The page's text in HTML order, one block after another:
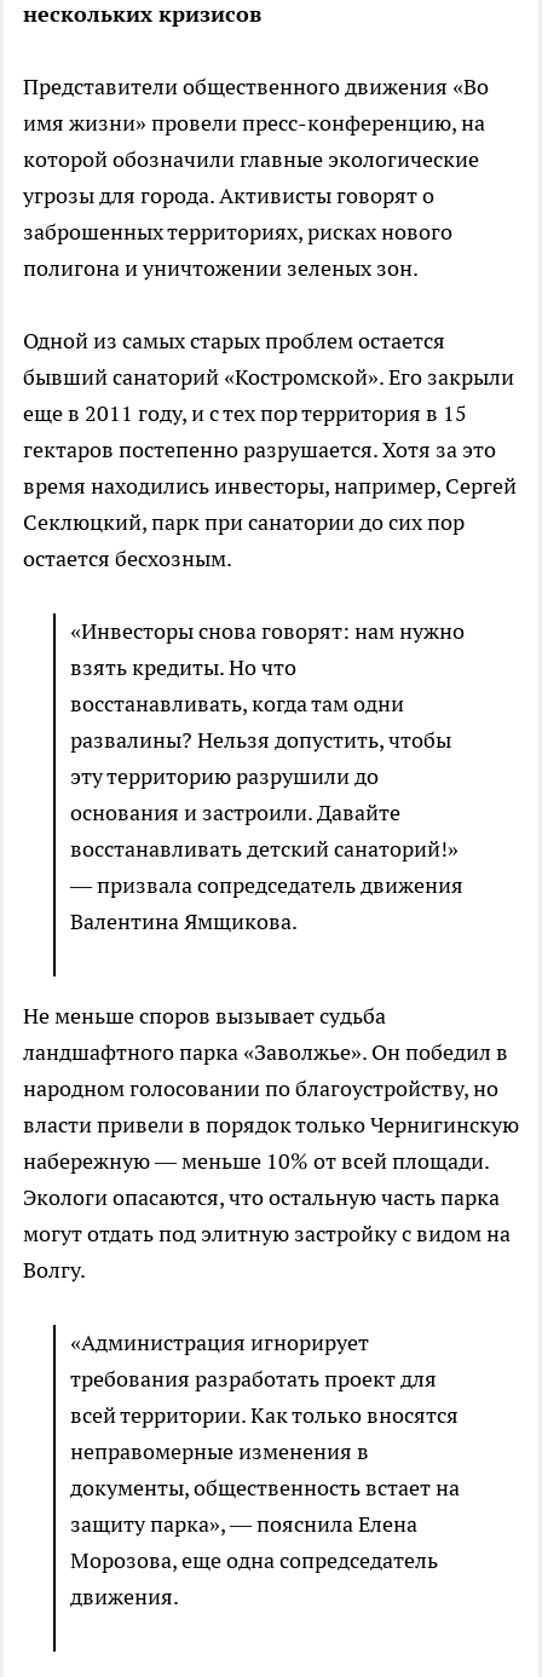
нескольких кризисов
Представители общественного движения «Во
имя жизни» провели пресс-конференцию, на
которой обозначили главные экологические
угрозы для города. Активисты говорят о
заброшенных территориях, рисках нового
полигона и уничтожении зеленых зон.
Одной из самых старых проблем остается
бывший санаторий «Костромской». Его закрыли
еще в 2011 году, и с тех пор территория в 15
гектаров постепенно разрушается. Хотя за это
время находились инвесторы, например, Сергей
Секлюцкий, парк при санатории до сих пор
остается бесхозным.
«Инвесторы снова говорят: нам нужно
взять кредиты. Но что
восстанавливать, когда там одни
развалины? Нельзя допустить, чтобы
эту территорию разрушили до
основания и застроили. Давайте
восстанавливать детский санаторий!»
— призвала сопредседатель движения
Валентина Ямщикова.
Не меньше споров вызывает судьба
ландшафтного парка «Заволжье». Он победил в
народном голосовании по благоустройству, но
власти привели в порядок только Чернигинскую
набережную — меньше 10% от всей площади.
Экологи опасаются, что остальную часть парка
могут отдать под элитную застройку с видом на
Волгу.
«Администрация игнорирует
требования разработать проект для
всей территории. Как только вносятся
неправомерные изменения в
документы, общественность встает на
защиту парка», — пояснила Елена
Морозова, еще одна сопредседатель
движения.